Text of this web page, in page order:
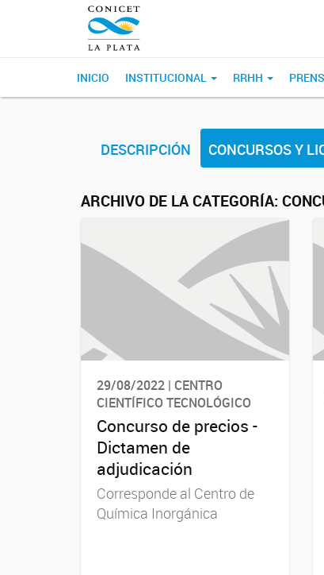
INICIO INSTITUCIONAL RRHH
DESCRIPCIÓN CONCURSOS Y
ARCHIVO DE LA CATEGORÍA:
29/08/2022 | CENTRO
CIENTÍFICO TECNOLÓGICO
Concurso de precios -
Dictamen de
adjudicación
Corresponde al Centro de
Química Inorgánica